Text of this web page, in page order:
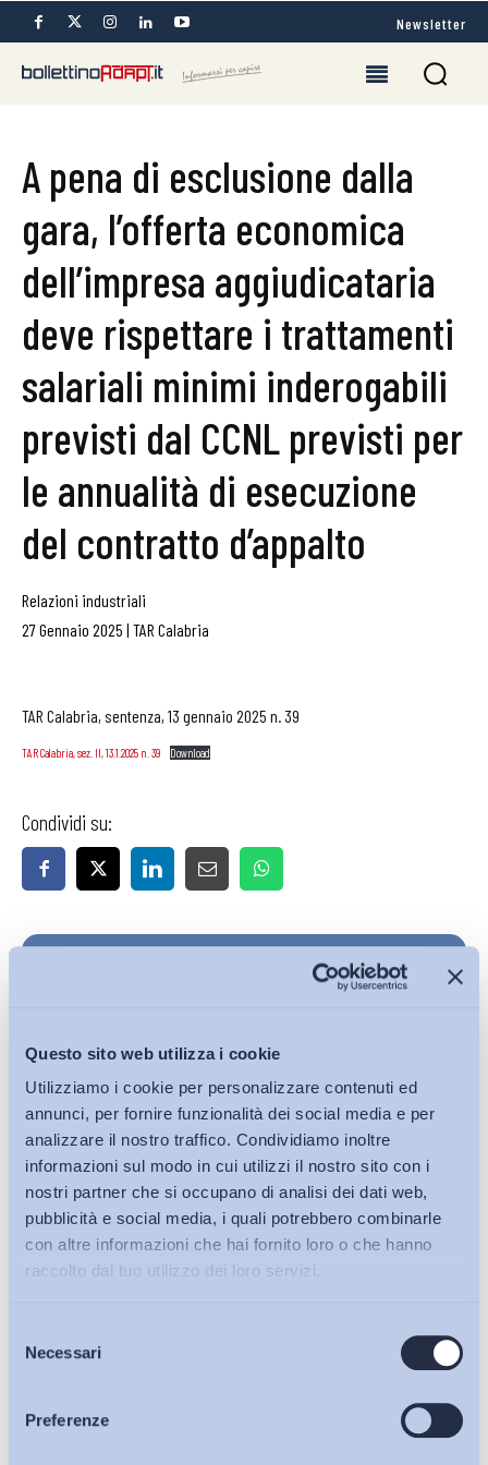
Questo sito web utilizza i cookie
Utilizziamo i cookie per personalizzare contenuti ed
annunci, per fornire funzionalità dei social media e per
analizzare il nostro traffico. Condividiamo inoltre
informazioni sul modo in cui utilizzi il nostro sito con i
nostri partner che si occupano di analisi dei dati web,
pubblicità e social media, i quali potrebbero combinarle
con altre informazioni che hai fornito loro o che hanno
raccolto dal tuo utilizzo dei loro servizi.
delNecessari
Preferenze
Bollettini ADAPT
Articoli
Newsletter
A pena di esclusione dalla
gara, l’offerta economica
dell’impresa aggiudicataria
deve rispettare i trattamenti
salariali minimi inderogabili
previsti dal CCNL previsti per
le annualità di esecuzione
del contratto d’appalto
Relazioni industriali
27 Gennaio 2025 | TAR Calabria
TAR Calabria, sentenza, 13 gennaio 2025 n. 39
TAR Calabria, sez. II, 13.1.2025 n. 39 Download
Condividi su:
Iscriviti alla Newsletter